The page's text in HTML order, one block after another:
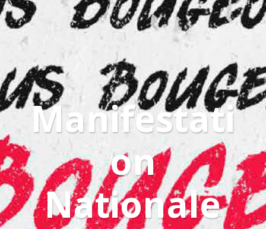
Manifestati
on
Nationale